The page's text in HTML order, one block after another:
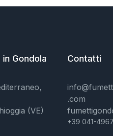
Gondola
(VE)
Contatti
.com
+39 041-